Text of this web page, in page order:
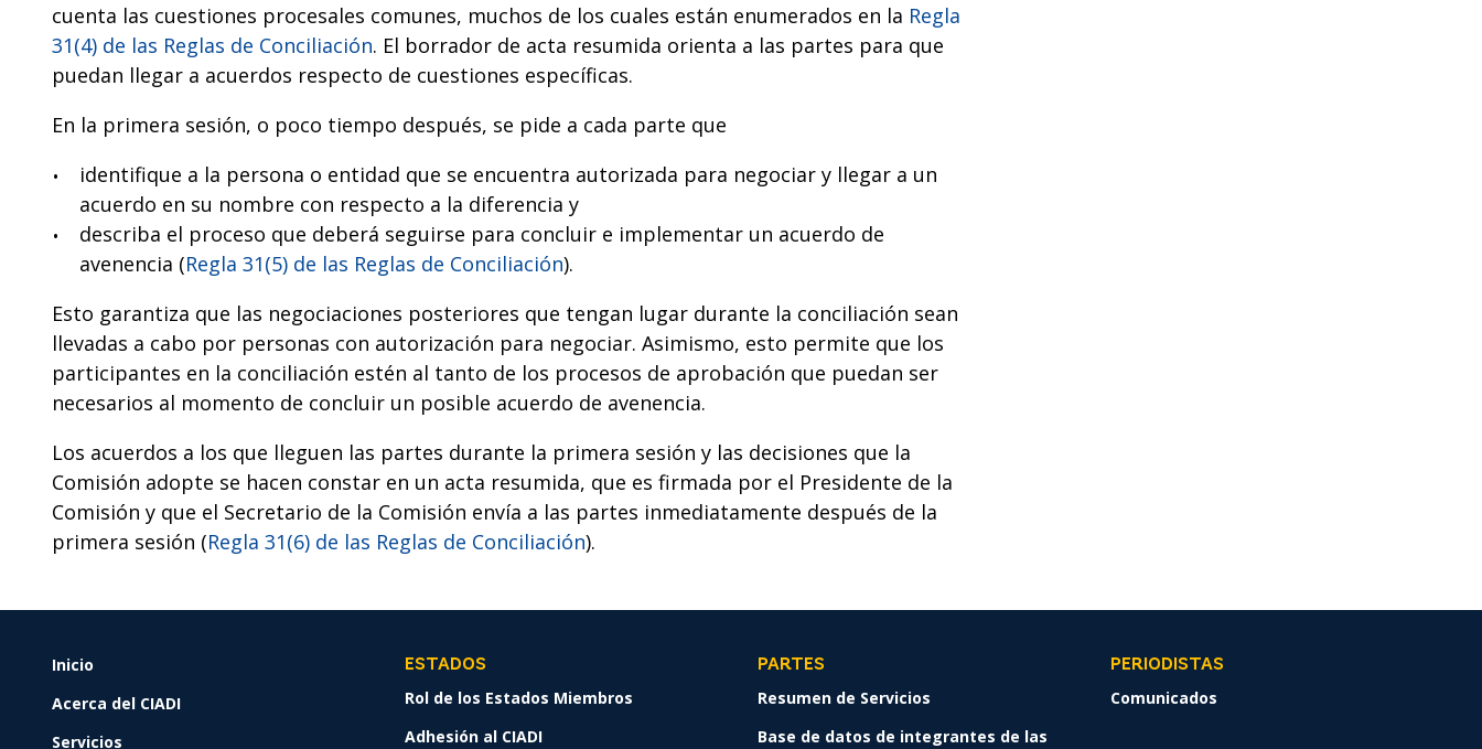
cuenta las cuestiones procesales comunes, muchos de los cuales están enumerados en la Regla
31(4) de las Reglas de Conciliación. El borrador de acta resumida orienta a las partes para que
puedan llegar a acuerdos respecto de cuestiones específicas.
En la primera sesión, o poco tiempo después, se pide a cada parte que
identifique a la persona o entidad que se encuentra autorizada para negociar y llegar a un
acuerdo en su nombre con respecto a la diferencia y
describa el proceso que deberá seguirse para concluir e implementar un acuerdo de
avenencia (Regla 31(5) de las Reglas de Conciliación).
Esto garantiza que las negociaciones posteriores que tengan lugar durante la conciliación sean
llevadas a cabo por personas con autorización para negociar. Asimismo, esto permite que los
participantes en la conciliación estén al tanto de los procesos de aprobación que puedan ser
necesarios al momento de concluir un posible acuerdo de avenencia.
Los acuerdos a los que lleguen las partes durante la primera sesión y las decisiones que la
Comisión adopte se hacen constar en un acta resumida, que es firmada por el Presidente de la
Comisión y que el Secretario de la Comisión envía a las partes inmediatamente después de la
primera sesión (Regla 31(6) de las Reglas de Conciliación).
FOOTER
Inicio
Acerca del CIADI
Servicios
ESTADOS
Rol de los Estados Miembros
Adhesión al CIADI
PARTES
Resumen de Servicios
Base de datos de integrantes de las
PERIODISTAS
Comunicados